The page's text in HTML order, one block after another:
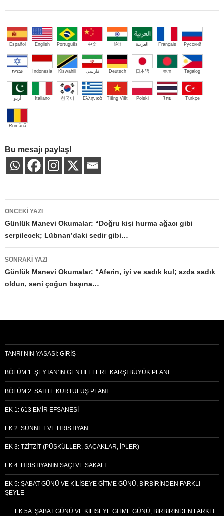
Español English Português 中文 हिंदी العربية Français Русский
עברית Indonesia Kiswahili فارسی Deutsch 日本語 বাংলা Tagalog
اُردو Italiano 한국어 Ελληνικά Tiếng Việt Polski ไทย Türkçe
Română
Bu mesajı paylaş!
Yazı
dolaşımı
ÖNCEKI YAZI
Günlük Manevi Okumalar: “Doğru kişi hurma ağacı gibi
serpilecek; Lübnan’daki sedir gibi…
SONRAKI YAZI
Günlük Manevi Okumalar: “Aferin, iyi ve sadık kul; azda sadık
oldun, seni çoğun başına…
TANRI’NIN YASASI: GIRIŞ
BÖLÜM 1: ŞEYTAN’IN GENTILELERE KARŞI BÜYÜK PLANI
BÖLÜM 2: SAHTE KURTULUŞ PLANI
EK 1: 613 EMIR EFSANESI
EK 2: SÜNNET VE HRISTIYAN
EK 3: TZITZIT (PÜSKÜLLER, SAÇAKLAR, İPLER)
EK 4: HRISTIYANIN SAÇI VE SAKALI
EK 5: ŞABAT GÜNÜ VE KILISEYE GITME GÜNÜ, BIRBIRINDEN FARKLI
ŞEYLE
EK 5A: ŞABAT GÜNÜ VE KILISEYE GITME GÜNÜ, BIRBIRINDEN FARKLI